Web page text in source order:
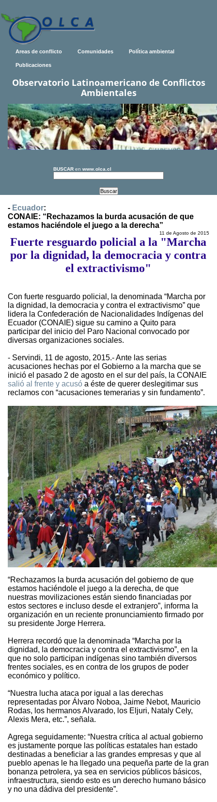
Areas de conflicto Comunidades Política ambiental
Publicaciones
Observatorio Latinoamericano de Conflictos
Ambientales
BUSCAR en www.olca.cl
- Ecuador:
CONAIE: “Rechazamos la burda acusación de que
estamos haciéndole el juego a la derecha”
11 de Agosto de 2015
Fuerte resguardo policial a la "Marcha
por la dignidad, la democracia y contra
el extractivismo"
Con fuerte resguardo policial, la denominada “Marcha por
la dignidad, la democracia y contra el extractivismo” que
lidera la Confederación de Nacionalidades Indígenas del
Ecuador (CONAIE) sigue su camino a Quito para
participar del inicio del Paro Nacional convocado por
diversas organizaciones sociales.
- Servindi, 11 de agosto, 2015.- Ante las serias
acusaciones hechas por el Gobierno a la marcha que se
inició el pasado 2 de agosto en el sur del país, la CONAIE
salió al frente y acusó a éste de querer deslegitimar sus
reclamos con “acusaciones temerarias y sin fundamento”.
“Rechazamos la burda acusación del gobierno de que
estamos haciéndole el juego a la derecha, de que
nuestras movilizaciones están siendo financiadas por
estos sectores e incluso desde el extranjero”, informa la
organización en un reciente pronunciamiento firmado por
su presidente Jorge Herrera.
Herrera recordó que la denominada “Marcha por la
dignidad, la democracia y contra el extractivismo”, en la
que no solo participan indígenas sino también diversos
frentes sociales, es en contra de los grupos de poder
económico y político.
“Nuestra lucha ataca por igual a las derechas
representadas por Álvaro Noboa, Jaime Nebot, Mauricio
Rodas, los hermanos Alvarado, los Eljuri, Nataly Cely,
Alexis Mera, etc.”, señala.
Agrega seguidamente: “Nuestra crítica al actual gobierno
es justamente porque las políticas estatales han estado
destinadas a beneficiar a las grandes empresas y que al
pueblo apenas le ha llegado una pequeña parte de la gran
bonanza petrolera, ya sea en servicios públicos básicos,
infraestructura, siendo esto es un derecho humano básico
y no una dádiva del presidente”.